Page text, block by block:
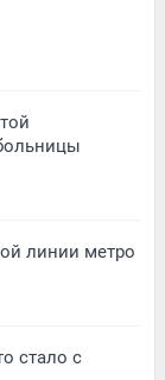
линии метро
стало с